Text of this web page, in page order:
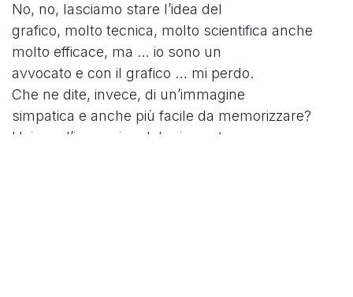
No, no, lasciamo stare l’idea del
grafico, molto tecnica, molto scientifica anche
molto efficace, ma … io sono un
avvocato e con il grafico … mi perdo.
Che ne dite, invece, di un’immagine
simpatica e anche più facile da memorizzare?
Usiamo l’immagine del mio post.